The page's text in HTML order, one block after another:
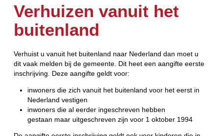
Verhuizen vanuit het
buitenland
Verhuist u vanuit het buitenland naar Nederland dan moet u
dit vaak melden bij de gemeente. Dit heet een aangifte eerste
inschrijving. Deze aangifte geldt voor:
inwoners die zich vanuit het buitenland voor het eerst in
Nederland vestigen
inwoners die al eerder ingeschreven hebben
gestaan maar uitgeschreven zijn voor 1 oktober 1994